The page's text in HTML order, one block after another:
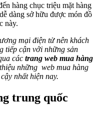
hàng chục triệu mặt hàng
dàng sở hữu được món đồ
này.
mại điện tử nên khách
tiếp cận với những sản
các trang web mua hàng
những web mua hàng
nhất hiện nay.
trung quốc